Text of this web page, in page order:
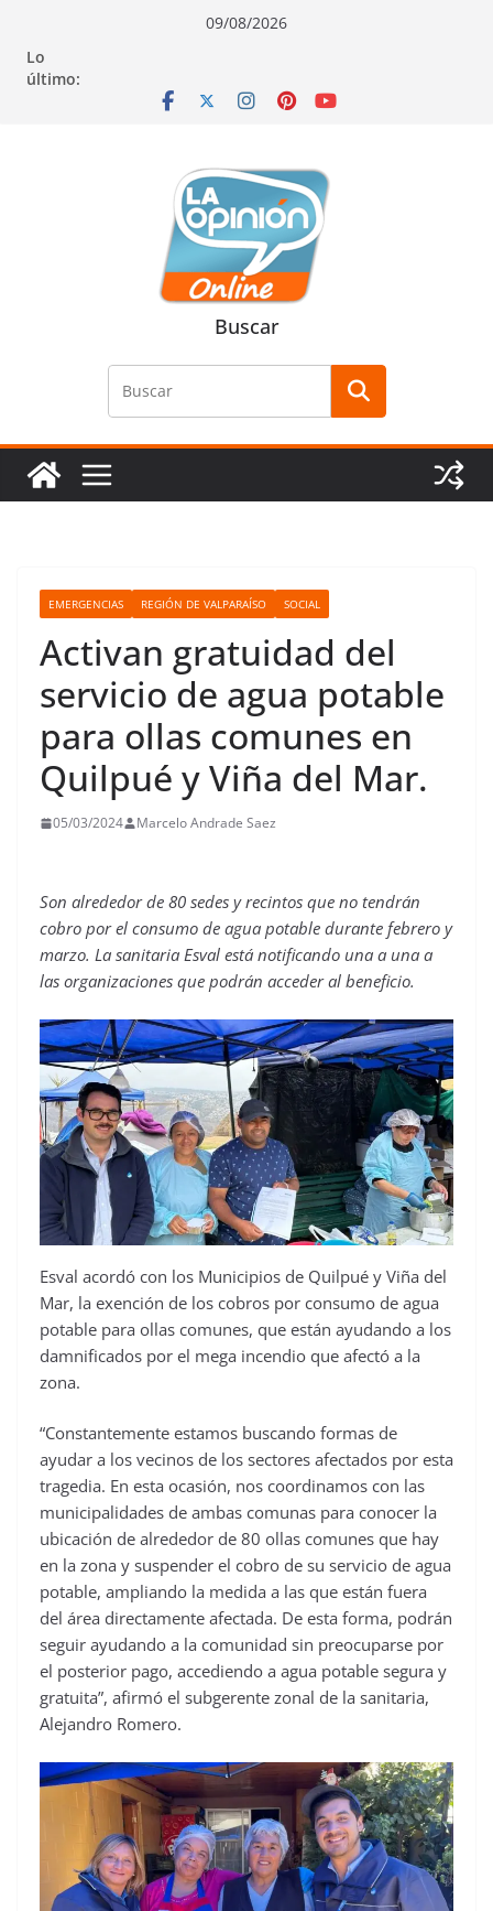
contenido
navegación
contenido
09/08/2026
Lo
último:
Buscar
EMERGENCIAS REGIÓN DE VALPARAÍSO SOCIAL
Activan gratuidad del
servicio de agua potable
para ollas comunes en
Quilpué y Viña del Mar.
05/03/2024 Marcelo Andrade Saez
Son alrededor de 80 sedes y recintos que no tendrán
cobro por el consumo de agua potable durante febrero y
marzo. La sanitaria Esval está notificando una a una a
las organizaciones que podrán acceder al beneficio.
Esval acordó con los Municipios de Quilpué y Viña del
Mar, la exención de los cobros por consumo de agua
potable para ollas comunes, que están ayudando a los
damnificados por el mega incendio que afectó a la
zona.
“Constantemente estamos buscando formas de
ayudar a los vecinos de los sectores afectados por esta
tragedia. En esta ocasión, nos coordinamos con las
municipalidades de ambas comunas para conocer la
ubicación de alrededor de 80 ollas comunes que hay
en la zona y suspender el cobro de su servicio de agua
potable, ampliando la medida a las que están fuera
del área directamente afectada. De esta forma, podrán
seguir ayudando a la comunidad sin preocuparse por
el posterior pago, accediendo a agua potable segura y
gratuita”, afirmó el subgerente zonal de la sanitaria,
Alejandro Romero.